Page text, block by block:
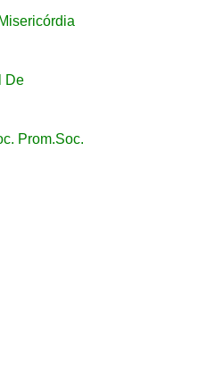
De
Prom.Soc.